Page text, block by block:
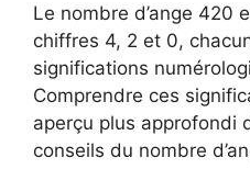
Le nombre d’ange 420
chiffres 4, 2 et 0,
significations
Comprendre ces
aperçu plus approfondi
conseils du nombre